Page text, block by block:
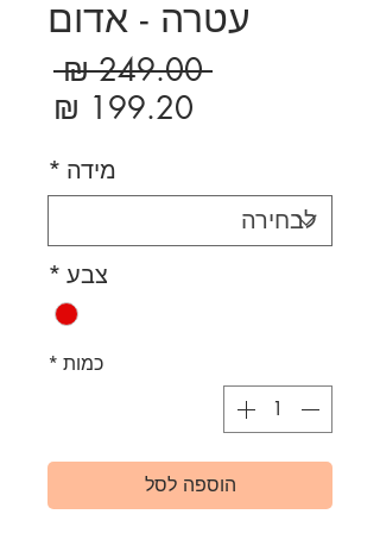
עטרה - אדום
‏249.00 ‏₪
מידה *
צבע *
כמות *
הוספה לסל